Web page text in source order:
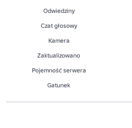
Odwiedziny
Czat głosowy
Kamera
Zaktualizowano
Pojemność serwera
Gatunek